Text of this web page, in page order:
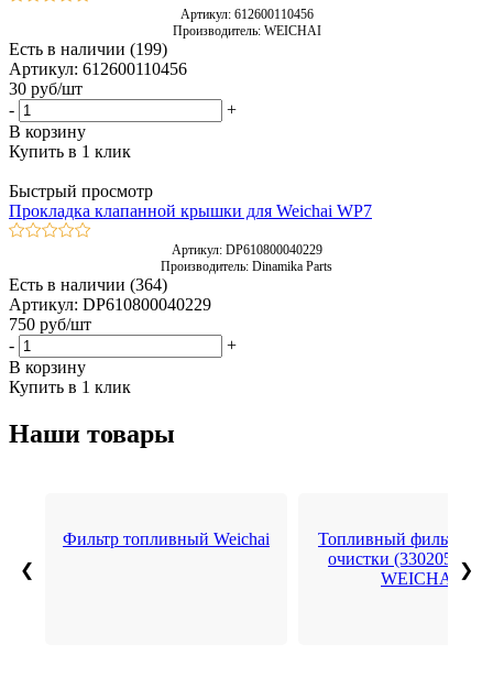
Артикул: 612600110456
Производитель: WEICHAI
Есть в наличии (199)
Артикул: 612600110456
30 руб/шт
-
+
В корзину
Купить в 1 клик
Быстрый просмотр
Прокладка клапанной крышки для Weichai WP7
Артикул: DP610800040229
Производитель: Dinamika Parts
Есть в наличии (364)
Артикул: DP610800040229
750 руб/шт
-
+
В корзину
Купить в 1 клик
Наши товары
❮
Фильтр топливный Weichai
Топливный фильтр
очистки
WEICHAI
❯